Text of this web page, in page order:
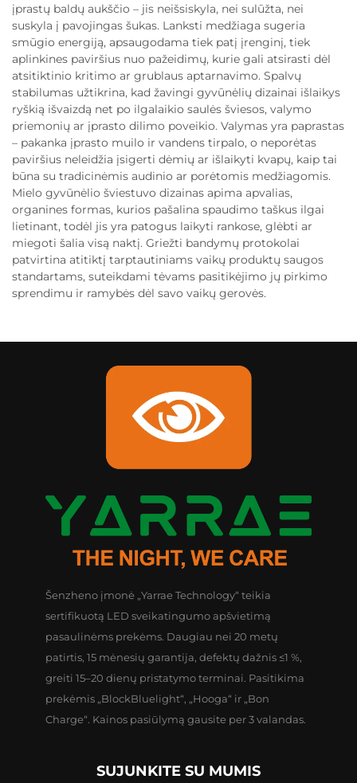
įprastų baldų aukščio – jis neišsiskyla, nei sulūžta, nei
suskyla į pavojingas šukas. Lanksti medžiaga sugeria
smūgio energiją, apsaugodama tiek patį įrenginį, tiek
aplinkines paviršius nuo pažeidimų, kurie gali atsirasti dėl
atsitiktinio kritimo ar grublaus aptarnavimo. Spalvų
stabilumas užtikrina, kad žavingi gyvūnėlių dizainai išlaikys
ryškią išvaizdą net po ilgalaikio saulės šviesos, valymo
priemonių ar įprasto dilimo poveikio. Valymas yra paprastas
– pakanka įprasto muilo ir vandens tirpalo, o neporėtas
paviršius neleidžia įsigerti dėmių ar išlaikyti kvapų, kaip tai
būna su tradicinėmis audinio ar porėtomis medžiagomis.
Mielo gyvūnėlio šviestuvo dizainas apima apvalias,
organines formas, kurios pašalina spaudimo taškus ilgai
lietinant, todėl jis yra patogus laikyti rankose, glėbti ar
miegoti šalia visą naktį. Griežti bandymų protokolai
patvirtina atitiktį tarptautiniams vaikų produktų saugos
standartams, suteikdami tėvams pasitikėjimo jų pirkimo
sprendimu ir ramybės dėl savo vaikų gerovės.
Šenzheno įmonė „Yarrae Technology“ teikia
sertifikuotą LED sveikatingumo apšvietimą
pasaulinėms prekėms. Daugiau nei 20 metų
patirtis, 15 mėnesių garantija, defektų dažnis ≤1 %,
greiti 15–20 dienų pristatymo terminai. Pasitikima
prekėmis „BlockBluelight“, „Hooga“ ir „Bon
Charge“. Kainos pasiūlymą gausite per 3 valandas.
SUJUNKITE SU MUMIS